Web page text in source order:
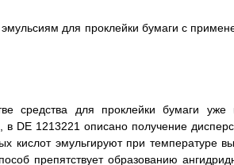
для проклейки бумаги с
средства для проклейки бумаги уже
DE 1213221 описано получение
кислот эмульгируют при температуре
препятствует образованию